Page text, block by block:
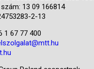
13 09 166814
2-13
1 67 77 400